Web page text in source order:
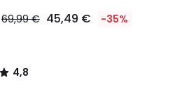
69,99 € 45,49 € -35%
4,8
/